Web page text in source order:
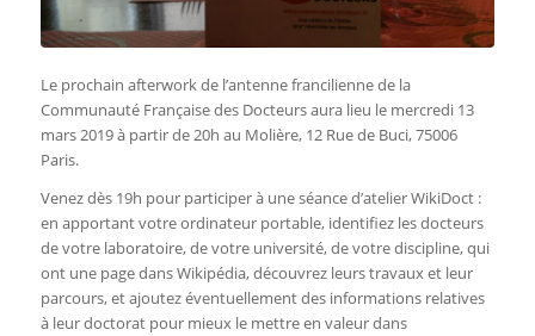
Le prochain afterwork de l’antenne francilienne de la
Communauté Française des Docteurs aura lieu le mercredi 13
mars 2019 à partir de 20h au Molière, 12 Rue de Buci, 75006
Paris.
Venez dès 19h pour participer à une séance d’atelier WikiDoct :
en apportant votre ordinateur portable, identifiez les docteurs
de votre laboratoire, de votre université, de votre discipline, qui
ont une page dans Wikipédia, découvrez leurs travaux et leur
parcours, et ajoutez éventuellement des informations relatives
à leur doctorat pour mieux le mettre en valeur dans